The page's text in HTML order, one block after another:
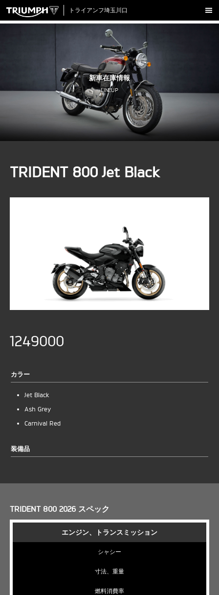
トライアンフ埼玉川口
アクセサリー
店舗情報
新車在庫情報
LINEUP
TRIDENT 800 Jet Black
1249000
カラー
Jet Black
Ash Grey
Carnival Red
装備品
TRIDENT 800 2026 スペック
エンジン、トランスミッション
シャシー
寸法、重量
燃料消費率